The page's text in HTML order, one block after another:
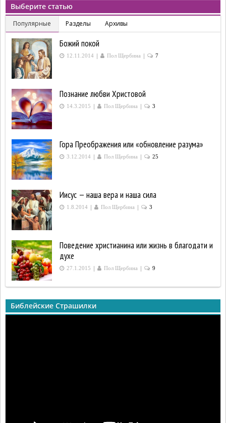
Выберите статью
Популярные Разделы Архивы
Божий покой
12.11.2014 | Пол Щербина | 7
Познание любви Христовой
14.3.2015 | Пол Щербина | 3
Гора Преображения или «обновление разума»
3.12.2014 | Пол Щербина | 25
Иисус — наша вера и наша сила
1.8.2014 | Пол Щербина | 3
Поведение христианина или жизнь в благодати и
духе
27.1.2015 | Пол Щербина | 9
Библейские Страшилки